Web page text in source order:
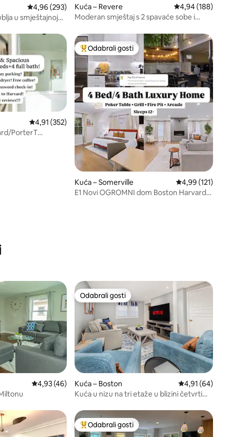
Prosječna ocjena: 4,96/5, recenzija: 293
4,96 (293)
u smještajnoj
Kuća – Revere Prosječna ocjena:
4,94 (188)
Moderan smještaj s 2 spavaće sobe i
Logana
s oznakom „Odabrali gosti”
Prosječna ocjena: 4,91/5, recenzija: 352
4,91 (352)
PorterT
Među najviše rangiranima s oznakom „Odabrali gosti”
Odabrali gosti
Kuća – Somerville Prosječna ocjena:
4,99 (121)
E1 Novi OGROMNI dom Boston Harvard
Prosječna ocjena: 4,93/5, recenzija: 46
4,93 (46)
Odabrali gosti
Odabrali gosti
Kuća – Boston Prosječna ocjena:
4,91 (64)
Kuća u nizu na tri etaže u blizini četvrti
Među najviše rangiranima s oznakom „Odabrali gosti”
Odabrali gosti